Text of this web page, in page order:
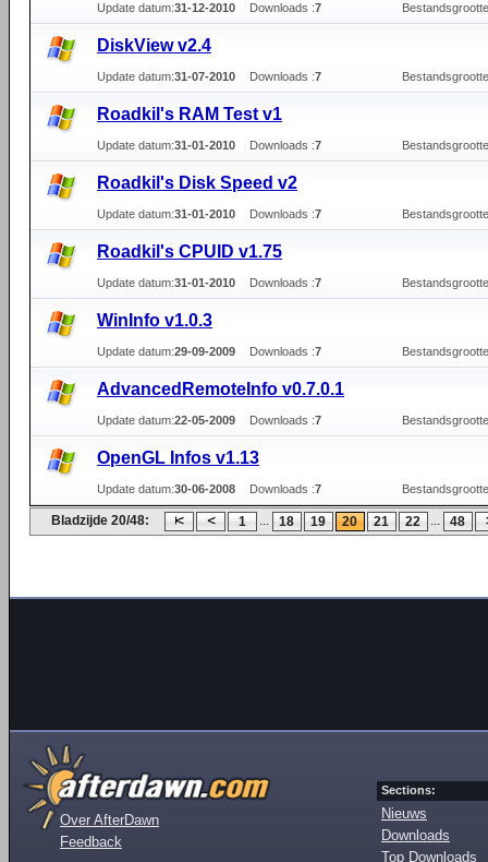
Update datum:31-12-2010 Downloads :7
DiskView v2.4
Update datum:31-07-2010 Downloads :7
Roadkil's RAM Test v1
Update datum:31-01-2010 Downloads :7
Roadkil's Disk Speed v2
Update datum:31-01-2010 Downloads :7
Roadkil's CPUID v1.75
Update datum:31-01-2010 Downloads :7
WinInfo v1.0.3
Update datum:29-09-2009 Downloads :7
AdvancedRemoteInfo v0.7.0.1
Update datum:22-05-2009 Downloads :7
OpenGL Infos v1.13
Update datum:30-06-2008 Downloads :7
Bladzijde 20/48: 1 ... 18 19 20 21 22 ... 48
Over AfterDawn
Feedback
Sections:
Nieuws
Downloads
Top Downloads